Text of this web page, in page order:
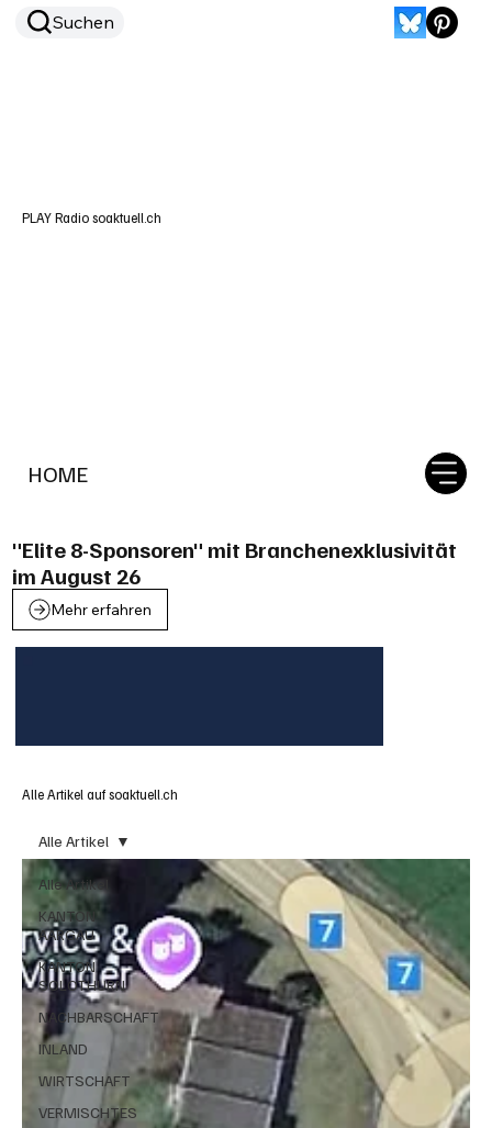
HOME
Suchen
PLAY Radio soaktuell.ch
"Elite 8-Sponsoren" mit Branchenexklusivität
im August 26
Mehr erfahren
Alle Artikel auf soaktuell.ch
Alle Artikel
KANTON
AARGAU
KANTON
SOLOTHURN
NACHBARSCHAFT
INLAND
WIRTSCHAFT
VERMISCHTES
Alle Artikel